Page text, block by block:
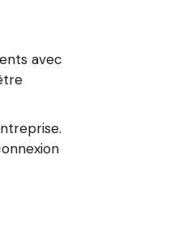
avec